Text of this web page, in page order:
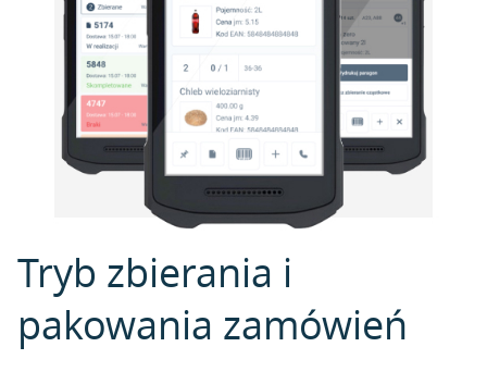
Tryb zbierania i
pakowania zamówień